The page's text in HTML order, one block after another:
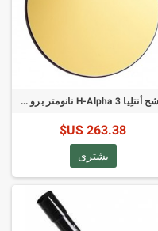
مرشح أنتلِيا H-Alpha 3 نانومتر برو 31 مم ضيق النطاق بدون حامل
263.38 US$
يشترى